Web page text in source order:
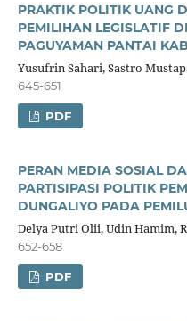
PRAKTIK POLITIK UANG
PEMILIHAN LEGISLATIF
PAGUYAMAN PANTAI
Yusufrin Sahari, Sastro
645-651
PDF
PERAN MEDIA SOSIAL
PARTISIPASI POLITIK
DUNGALIYO PADA
Delya Putri Olii, Udin Hamim,
652-658
PDF